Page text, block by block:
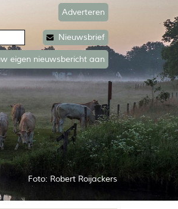
Nieuwsbrief
Adverteren
eigen nieuwsbericht aan
Foto: Robert Roijackers